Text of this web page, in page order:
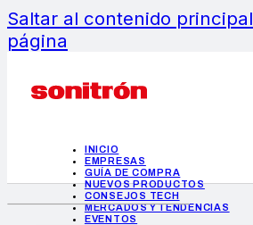
Saltar al contenido principal
página
INICIO
EMPRESAS
GUÍA DE COMPRA
NUEVOS PRODUCTOS
CONSEJOS TECH
MERCADOS Y TENDENCIAS
EVENTOS